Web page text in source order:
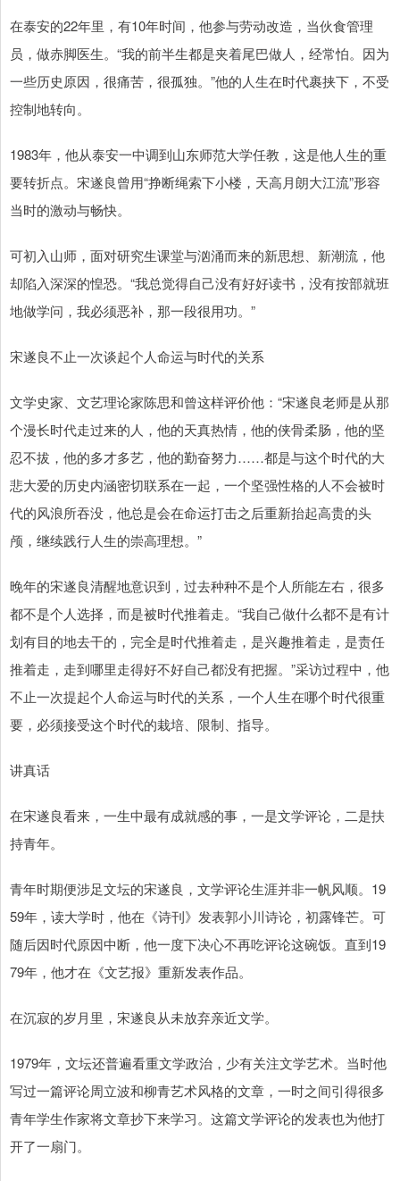
在泰安的22年里，有10年时间，他参与劳动改造，当伙食管理
员，做赤脚医生。“我的前半生都是夹着尾巴做人，经常怕。因为
一些历史原因，很痛苦，很孤独。”他的人生在时代裹挟下，不受
控制地转向。
1983年，他从泰安一中调到山东师范大学任教，这是他人生的重
要转折点。宋遂良曾用“挣断绳索下小楼，天高月朗大江流”形容
当时的激动与畅快。
可初入山师，面对研究生课堂与汹涌而来的新思想、新潮流，他
却陷入深深的惶恐。“我总觉得自己没有好好读书，没有按部就班
地做学问，我必须恶补，那一段很用功。”
宋遂良不止一次谈起个人命运与时代的关系
文学史家、文艺理论家陈思和曾这样评价他：“宋遂良老师是从那
个漫长时代走过来的人，他的天真热情，他的侠骨柔肠，他的坚
忍不拔，他的多才多艺，他的勤奋努力……都是与这个时代的大
悲大爱的历史内涵密切联系在一起，一个坚强性格的人不会被时
代的风浪所吞没，他总是会在命运打击之后重新抬起高贵的头
颅，继续践行人生的崇高理想。”
晚年的宋遂良清醒地意识到，过去种种不是个人所能左右，很多
都不是个人选择，而是被时代推着走。“我自己做什么都不是有计
划有目的地去干的，完全是时代推着走，是兴趣推着走，是责任
推着走，走到哪里走得好不好自己都没有把握。”采访过程中，他
不止一次提起个人命运与时代的关系，一个人生在哪个时代很重
要，必须接受这个时代的栽培、限制、指导。
讲真话
在宋遂良看来，一生中最有成就感的事，一是文学评论，二是扶
持青年。
青年时期便涉足文坛的宋遂良，文学评论生涯并非一帆风顺。19
59年，读大学时，他在《诗刊》发表郭小川诗论，初露锋芒。可
随后因时代原因中断，他一度下决心不再吃评论这碗饭。直到19
79年，他才在《文艺报》重新发表作品。
在沉寂的岁月里，宋遂良从未放弃亲近文学。
1979年，文坛还普遍看重文学政治，少有关注文学艺术。当时他
写过一篇评论周立波和柳青艺术风格的文章，一时之间引得很多
青年学生作家将文章抄下来学习。这篇文学评论的发表也为他打
开了一扇门。